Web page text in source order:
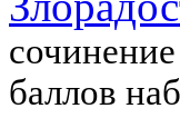
баллов